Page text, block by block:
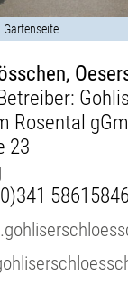
Gartenseite
Rosental
23